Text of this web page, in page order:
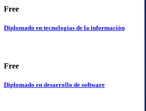
Free
Diplomado en tecnologías de la información
Free
Diplomado en desarrollo de software